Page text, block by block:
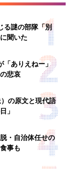
る謎の部隊「別
聞いた
「ありえねー」
悲哀
の原文と現代語
」
・自治体任せの
事も